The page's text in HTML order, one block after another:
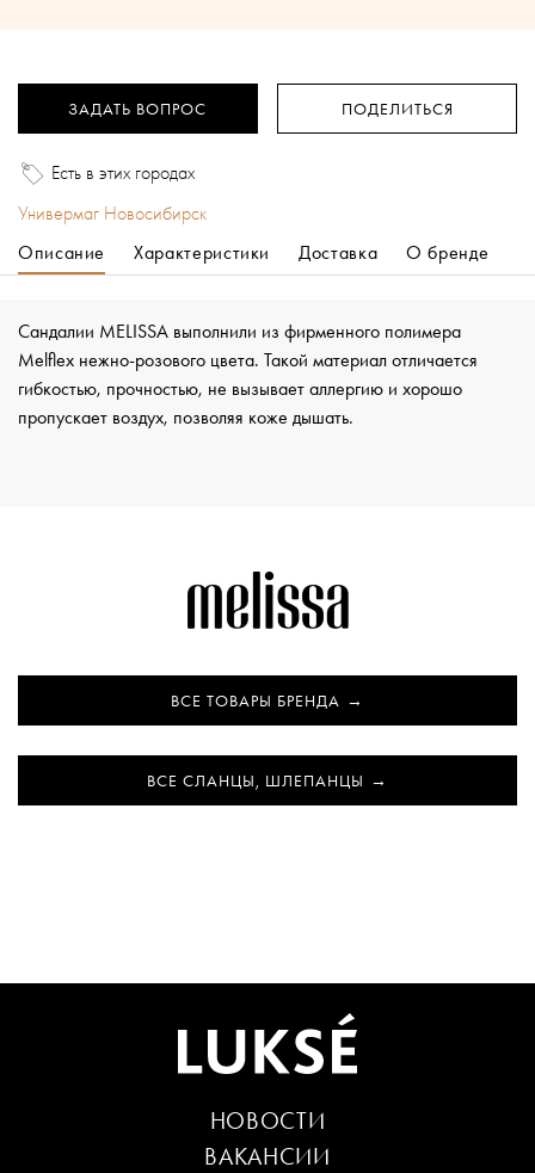
ЗАДАТЬ ВОПРОС ПОДЕЛИТЬСЯ
Есть в этих городах
Универмаг Новосибирск
Описание
Характеристики Доставка О бренде
Сандалии MELISSA выполнили из фирменного полимера
Melflex нежно-розового цвета. Такой материал отличается
гибкостью, прочностью, не вызывает аллергию и хорошо
пропускает воздух, позволяя коже дышать.
ВСЕ ТОВАРЫ БРЕНДА
ВСЕ СЛАНЦЫ, ШЛЕПАНЦЫ
НОВОСТИ
ВАКАНСИИ